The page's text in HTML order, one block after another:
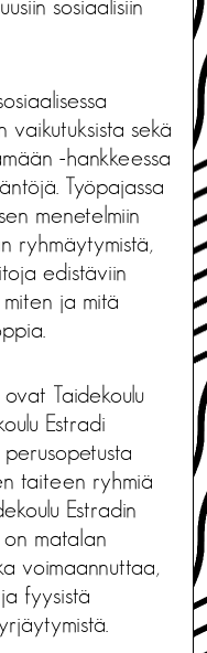
sosiaalisiin
vaikutuksista sekä
-hankkeessa
Työpajassa
menetelmiin
ryhmäytymistä,
edistäviin
ja mitä
Taidekoulu
Estradi
taiteen ryhmiä
Estradin
on matalan
voimaannuttaa,
fyysistä